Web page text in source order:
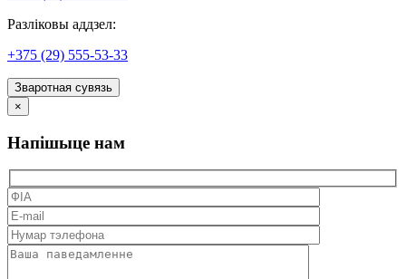
Разліковы аддзел:
+375 (29) 555-53-33
Зваротная сувязь
×
Напішыце нам